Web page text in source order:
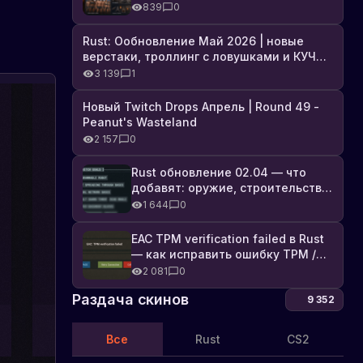
броня, Industrial DLC и полный
список изменений
839 0
Rust: Ообновление Май 2026 | новые
верстаки, троллинг с ловушками и КУЧА
DLC3 139 1
Новый Twitch Drops Апрель | Round 49 -
Peanut's Wasteland
2 157 0
Rust обновление 02.04 — что
добавят: оружие, строительство,
технологии и Farming 2.5
1 644 0
EAC TPM verification failed в Rust
— как исправить ошибку TPM /
Secure Boot
2 081 0
Раздача скинов 9 352
Все Rust CS2